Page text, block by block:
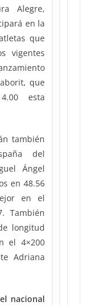
Alegre,
en la
que
vigentes
que
esta
también
del
Ángel
en 48.56
en el
También
longitud
el 4×200
Adriana
nacional